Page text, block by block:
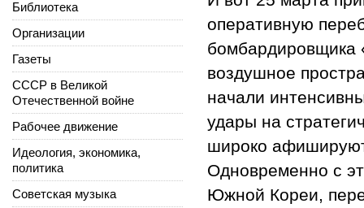
оперативную
бомбардировщика
воздушное
начали
удары на
широко
Одновременно с
Южной Кореи,
Библиотека
Организации
Газеты
СССР в Великой
Отечественной войне
Рабочее движение
Идеология, экономика,
политика
Советская музыка